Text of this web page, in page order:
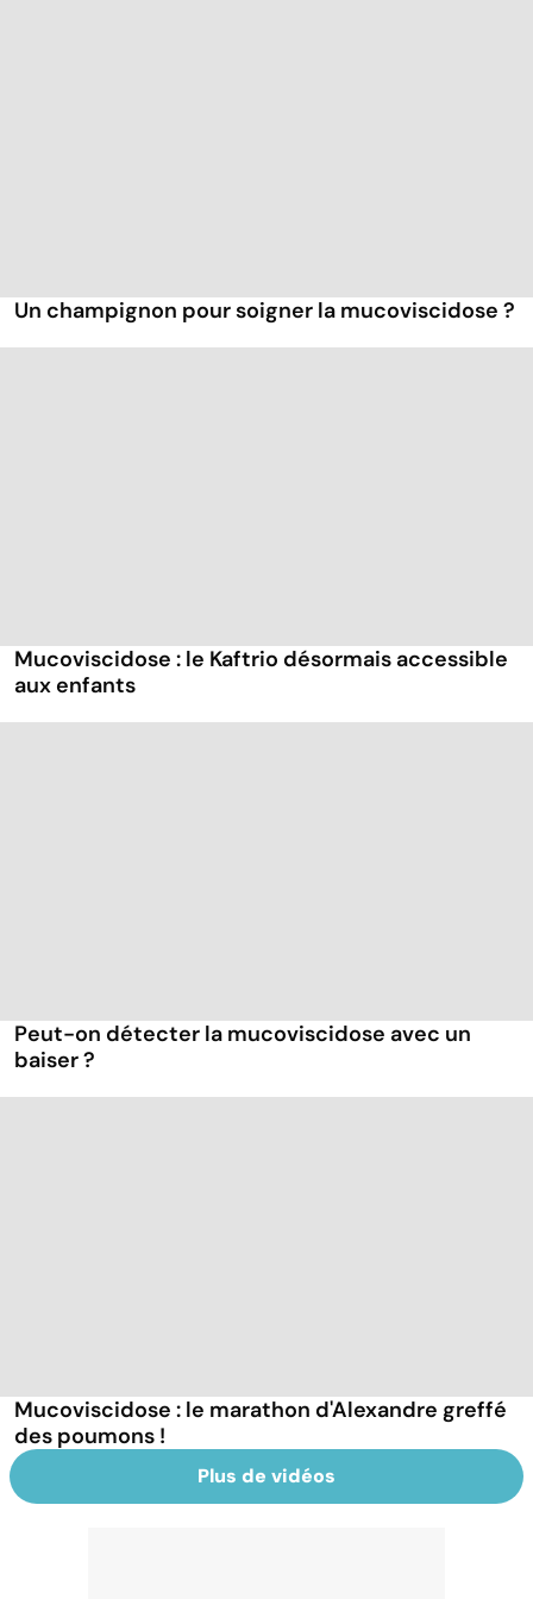
Un champignon pour soigner la mucoviscidose ?
Mucoviscidose : le Kaftrio désormais accessible
aux enfants
Peut-on détecter la mucoviscidose avec un
baiser ?
Mucoviscidose : le marathon d'Alexandre greffé
des poumons !
Plus de vidéos